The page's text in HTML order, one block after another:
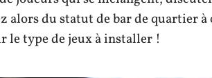
alors du statut de bar de quartier
le type de jeux à installer !